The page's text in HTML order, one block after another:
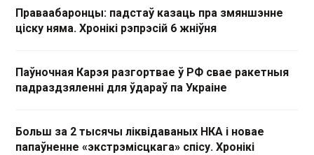
Праваабаронцы: падстаў казаць пра змяншэнне
ціску няма. Хронікі рэпрэсій 6 жніўня
Паўночная Карэя разгортвае ў РФ свае ракетныя
падраздзяленні для ўдараў па Украіне
Больш за 2 тысячы ліквідаваных НКА і новае
папаўненне «экстрэмісцкага» спісу. Хронікі